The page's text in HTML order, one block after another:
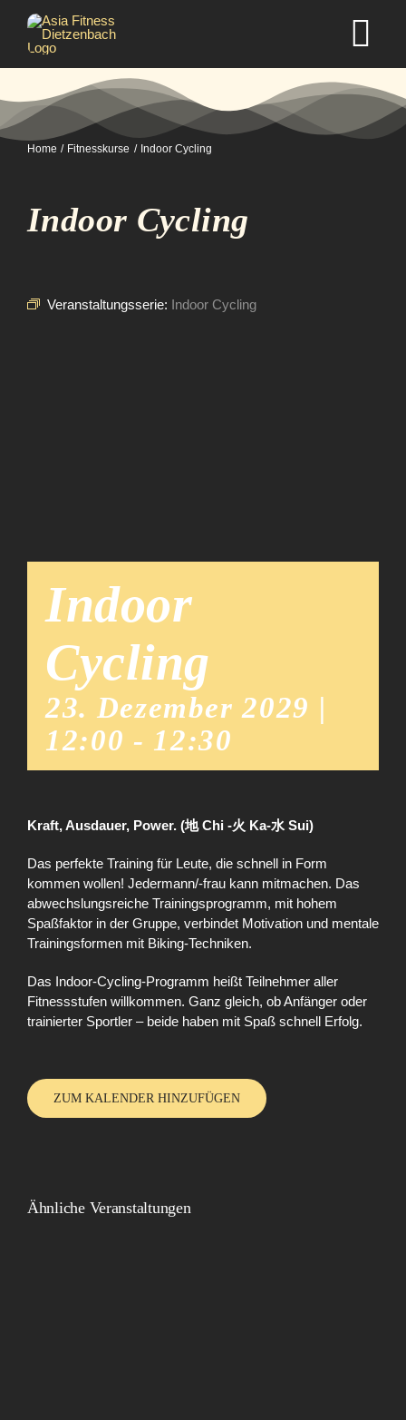
Inhalt
springen
Kurse
Selbstverteidigung
Home Fitnesskurse Indoor Cycling
Indoor Cycling
Veranstaltungsserie: Indoor Cycling
Indoor
Cycling
23. Dezember 2029 |
12:00 - 12:30
Kraft, Ausdauer, Power. (地 Chi -火 Ka-水 Sui)
Das perfekte Training für Leute, die schnell in Form
kommen wollen! Jedermann/-frau kann mitmachen. Das
abwechslungsreiche Trainingsprogramm, mit hohem
Spaßfaktor in der Gruppe, verbindet Motivation und mentale
Trainingsformen mit Biking-Techniken.
Das Indoor-Cycling-Programm heißt Teilnehmer aller
Fitnessstufen willkommen. Ganz gleich, ob Anfänger oder
trainierter Sportler – beide haben mit Spaß schnell Erfolg.
ZUM KALENDER HINZUFÜGEN
Ähnliche Veranstaltungen